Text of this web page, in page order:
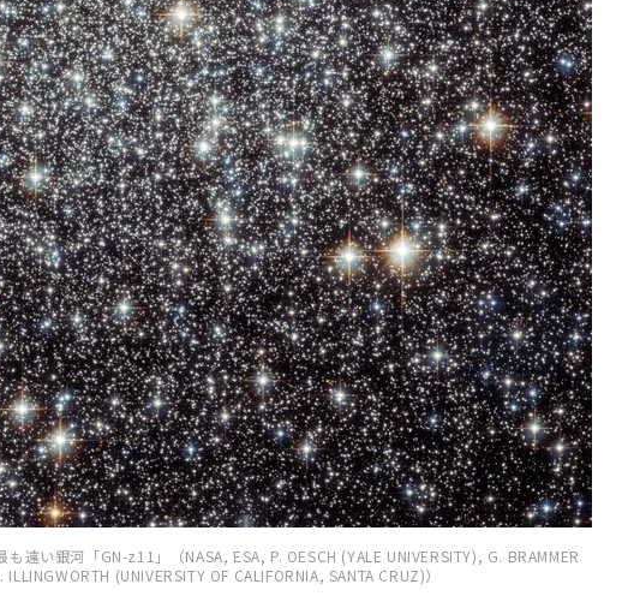
遠い銀河「GN-z11」（NASA, ESA, P. OESCH (YALE UNIVERSITY), G. BRAMMER
(UNIVERSITY OF CALIFORNIA, SANTA CRUZ)）